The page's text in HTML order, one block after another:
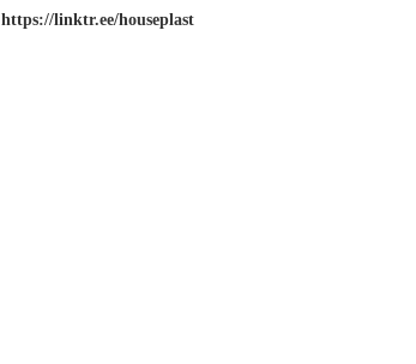
https://linktr.ee/houseplast